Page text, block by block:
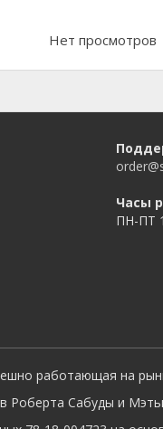
Нет просмотров
Часы
ПН-ПТ
работающая на
Сабуды и